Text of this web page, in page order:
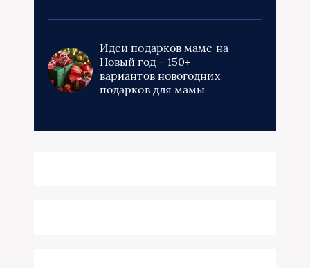
Идеи подарков маме на
Новый год – 150+
вариантов новогодних
подарков для мамы